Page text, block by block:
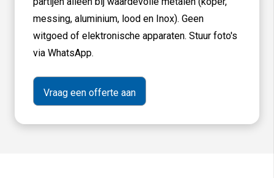
messing, aluminium, lood en Inox). Geen
witgoed of elektronische apparaten. Stuur foto's
via WhatsApp.